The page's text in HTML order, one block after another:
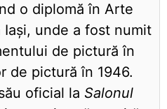
o diplomă în Arte
Iași, unde a fost numit
de pictură în
de pictură în 1946.
oficial la Salonul